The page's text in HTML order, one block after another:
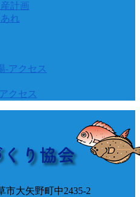
計画
れ
-アクセス
クセス
市大矢野町中2435-2